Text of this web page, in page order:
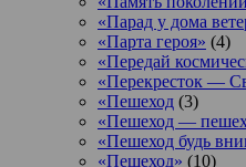
«Парад у дома
«Парта героя» (4)
«Передай
«Перекресток —
«Пешеход (3)
«Пешеход —
«Пешеход будь
«Пешеход» (10)